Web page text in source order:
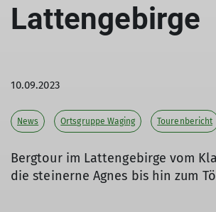
Lattengebirge
10.09.2023
News Ortsgruppe Waging Tourenbericht
Bergtour im Lattengebirge vom
die steinerne Agnes bis hin zum